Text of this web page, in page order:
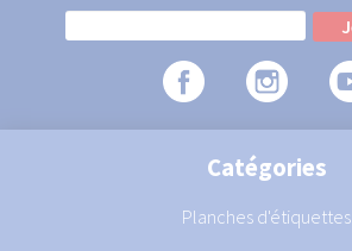
Catégories
Planches d'étiquettes